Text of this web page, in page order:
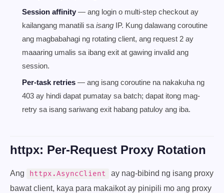
Session affinity — ang login o multi-step checkout ay
kailangang manatili sa isang IP. Kung dalawang coroutine
ang magbabahagi ng rotating client, ang request 2 ay
maaaring umalis sa ibang exit at gawing invalid ang
session.
Per-task retries — ang isang coroutine na nakakuha ng
403 ay hindi dapat pumatay sa batch; dapat itong mag-
retry sa isang sariwang exit habang patuloy ang iba.
httpx: Per-Request Proxy Rotation
Ang httpx.AsyncClient
ay nag-bibind ng isang proxy
bawat client, kaya para makaikot ay pinipili mo ang proxy